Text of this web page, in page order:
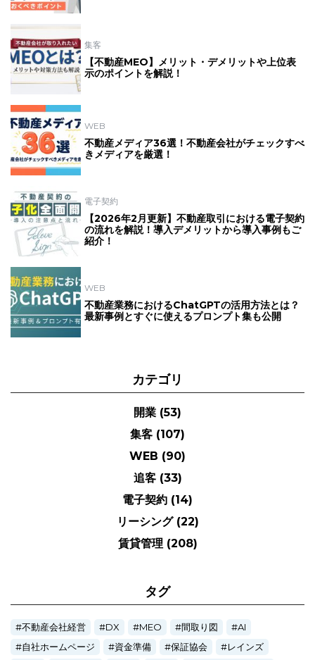
集客
【不動産MEO】メリット・デメリットや上位表
示のポイントを解説！
WEB
不動産メディア36選！不動産会社がチェックすべ
きメディアを厳選！
電子契約
【2026年2月更新】不動産取引における電子契約
の流れを解説！導入デメリットから導入事例もご
紹介！
WEB
不動産業務におけるChatGPTの活用方法とは？
最新事例とすぐに使えるプロンプト集も公開
カテゴリ
開業 (53)
集客 (107)
WEB (90)
追客 (33)
電子契約 (14)
リーシング (22)
賃貸管理 (208)
タグ
不動産会社経営 DX MEO 間取り図
AI
自社ホームページ
資金準備 保証協会 レインズ